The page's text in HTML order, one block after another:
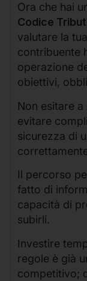
Ora che hai
Codice
valutare la
contribuente
operazione
obiettivi,
Non esitare
evitare
sicurezza di
Il percorso
fatto di
capacità di
subirli.
Investire
regole è già
competitivo;